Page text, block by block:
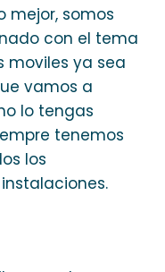
mejor, somos
con el tema
moviles ya sea
vamos a
lo tengas
tenemos
los